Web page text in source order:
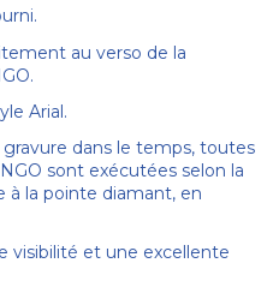
au verso de la
Arial.
dans le temps, toutes
sont exécutées selon la
à la pointe diamant, en
visibilité et une excellente